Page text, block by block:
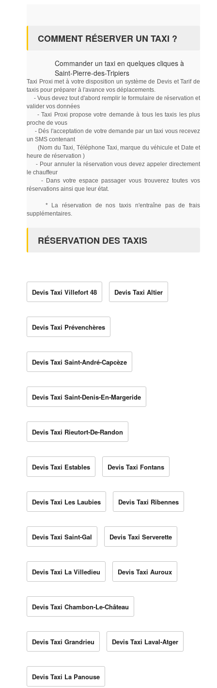
COMMENT RÉSERVER UN TAXI ?
Commander un taxi en quelques cliques à
Saint-Pierre-des-Tripiers
Taxi Proxi met à votre disposition un système de Devis et Tarif de
taxis pour préparer à l'avance vos déplacements.
- Vous devez tout d'abord remplir le formulaire de réservation et
valider vos données
- Taxi Proxi propose votre demande à tous les taxis les plus
proche de vous
- Dés l'acceptation de votre demande par un taxi vous recevez
un SMS contenant
(Nom du Taxi, Téléphone Taxi, marque du véhicule et Date et
heure de réservation )
- Pour annuler la réservation vous devez appeler directement
le chauffeur
- Dans votre espace passager vous trouverez toutes vos
réservations ainsi que leur état.
* La réservation de nos taxis n'entraîne pas de frais
supplémentaires.
RÉSERVATION DES TAXIS
Devis Taxi Villefort 48 Devis Taxi Altier
Devis Taxi Prévenchères
Devis Taxi Saint-André-Capcèze
Devis Taxi Saint-Denis-En-Margeride
Devis Taxi Rieutort-De-Randon
Devis Taxi Estables Devis Taxi Fontans
Devis Taxi Les Laubies Devis Taxi Ribennes
Devis Taxi Saint-Gal Devis Taxi Serverette
Devis Taxi La Villedieu Devis Taxi Auroux
Devis Taxi Chambon-Le-Château
Devis Taxi Grandrieu Devis Taxi Laval-Atger
Devis Taxi La Panouse